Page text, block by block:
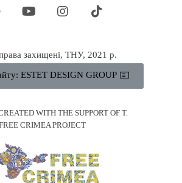
захищені, ТНУ, 2021 р.
ESTET DESIGN GROUP
WITH THE SUPPORT OF T.
CRIMEA PROJECT